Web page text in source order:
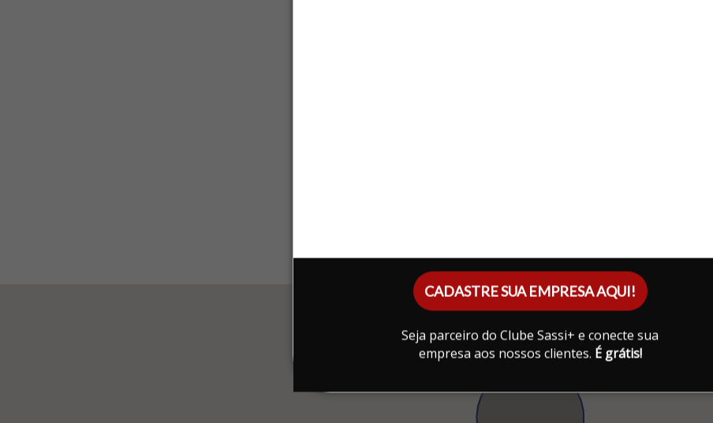
CADASTRE SUA EMPRESA AQUI!
Seja parceiro do Clube Sassi+ e conecte sua
empresa aos nossos clientes. É grátis!